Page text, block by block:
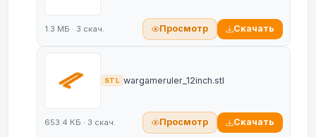
1.3 МБ · 3 скач. Просмотр Скачать
STL wargameruler_12inch.stl
653.4 КБ · 3 скач. Просмотр Скачать